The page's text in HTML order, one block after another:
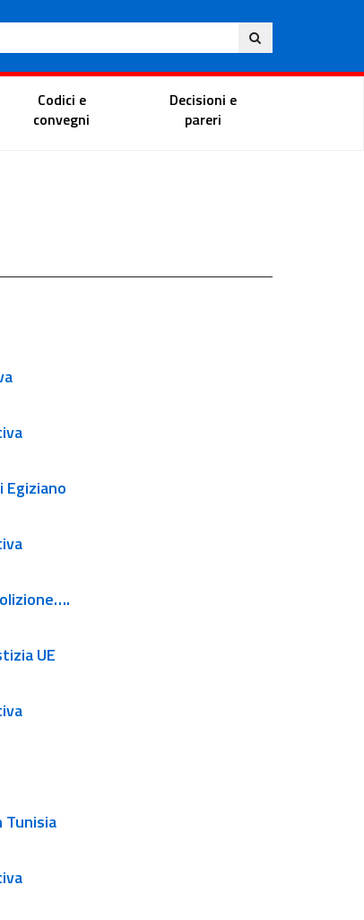
Eng
Magistrate Portal
Codici e
convegni
Decisioni e
pareri
UE